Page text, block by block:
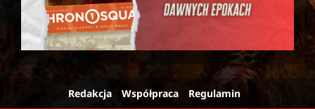
Redakcja Współpraca Regulamin